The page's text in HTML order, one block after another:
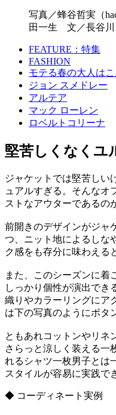
写真／蜂谷哲実（
田一生 文／長谷川
FEATURE：特集
FASHION
モテる春の大人は
ジョン スメドレー
アルテア
マック ローレン
ロベルトコリーナ
堅苦しくなくユ
ジャケットでは堅苦しい
ュアルすぎる。そんなオ
ストなアウターであるの
前開きのデザインがジャ
つ、ニット地によるしな
ク感をも存分に味わえる
また、このシーズンに着
しっかり個性が演出でき
織りやカラーリングにア
は下の写真のようにボタ
ともあれコットンやリネ
さらっと涼しく装える一
れるシャツ一枚男子とは
スタイルが容易に実践で
◆ コーディネート実例